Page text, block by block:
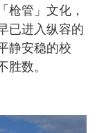
枪管」文化，
已进入纵容的
静安稳的校
胜数。